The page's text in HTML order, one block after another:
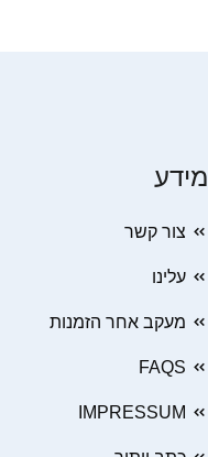
מידע
צור קשר
עלינו
מעקב אחר הזמנות
FAQS
IMPRESSUM